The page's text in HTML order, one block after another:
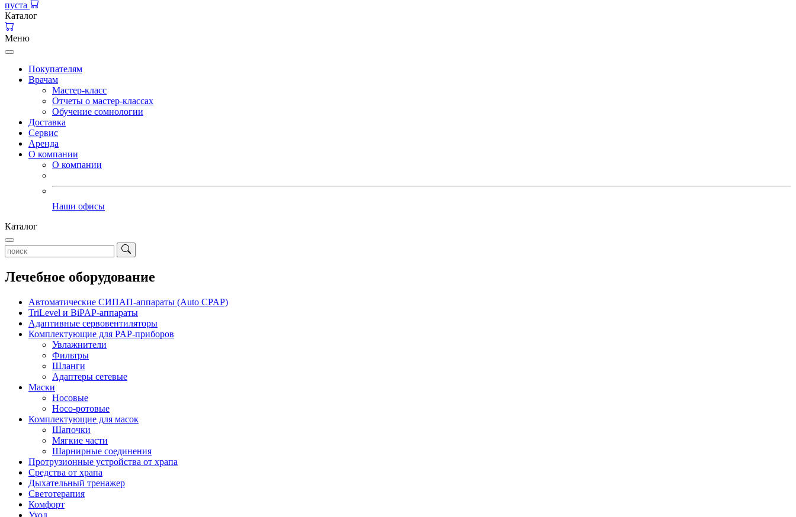
пуста
Каталог
Меню
Покупателям
Врачам
Мастер-класс
Отчеты о мастер-классах
Обучение сомнологии
Доставка
Сервис
Аренда
О компании
О компании
Наши офисы
Каталог
Лечебное оборудование
Автоматические СИПАП-аппараты (Auto CPAP)
TriLevel и BiPAP-аппараты
Адаптивные сервовентиляторы
Комплектующие для PAP-приборов
Увлажнители
Фильтры
Шланги
Адаптеры сетевые
Маски
Носовые
Носо-ротовые
Комплектующие для масок
Шапочки
Мягкие части
Шарнирные соединения
Протрузионные устройства от храпа
Средства от храпа
Дыхательный тренажер
Светотерапия
Комфорт
Уход